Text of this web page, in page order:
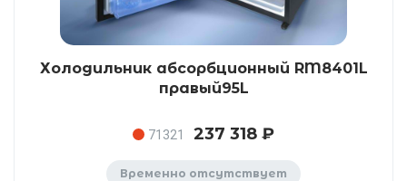
Холодильник абсорбционный RM8401L
правый95L
71321 237 318 ₽
Временно отсутствует